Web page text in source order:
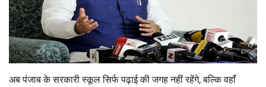
अब पंजाब के सरकारी स्कूल सिर्फ पढ़ाई की जगह नहीं रहेंगे, बल्कि वहाँ